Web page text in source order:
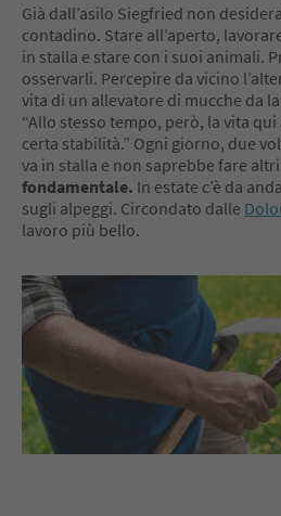
Già dall’asilo Siegfried non
contadino. Stare all’aperto,
in stalla e stare con i suoi animali.
osservarli. Percepire da vicino
vita di un allevatore di mucche da
“Allo stesso tempo, però, la vita
certa stabilità.” Ogni giorno, due
va in stalla e non saprebbe fare
fondamentale. In estate c’è da
sugli alpeggi. Circondato dalle
lavoro più bello.